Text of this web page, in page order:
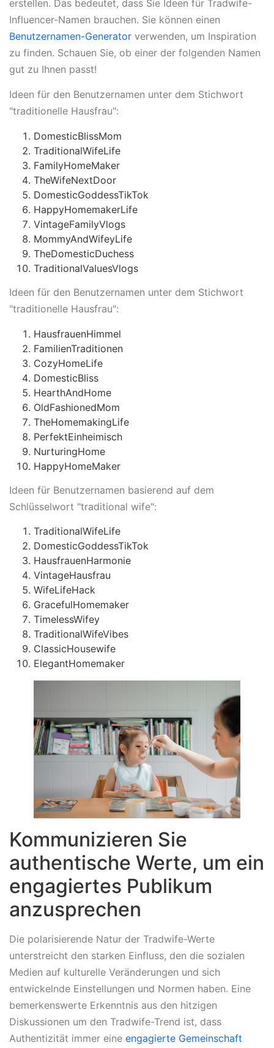
erstellen. Das bedeutet, dass Sie Ideen für Tradwife-
Influencer-Namen brauchen. Sie können einen
Benutzernamen-Generator verwenden, um Inspiration
zu finden. Schauen Sie, ob einer der folgenden Namen
gut zu Ihnen passt!
Ideen für den Benutzernamen unter dem Stichwort
"traditionelle Hausfrau":
DomesticBlissMom
TraditionalWifeLife
FamilyHomeMaker
TheWifeNextDoor
DomesticGoddessTikTok
HappyHomemakerLife
VintageFamilyVlogs
MommyAndWifeyLife
TheDomesticDuchess
TraditionalValuesVlogs
Ideen für den Benutzernamen unter dem Stichwort
"traditionelle Hausfrau":
HausfrauenHimmel
FamilienTraditionen
CozyHomeLife
DomesticBliss
HearthAndHome
OldFashionedMom
TheHomemakingLife
PerfektEinheimisch
NurturingHome
HappyHomeMaker
Ideen für Benutzernamen basierend auf dem
Schlüsselwort "traditional wife":
TraditionalWifeLife
DomesticGoddessTikTok
HausfrauenHarmonie
VintageHausfrau
WifeLifeHack
GracefulHomemaker
TimelessWifey
TraditionalWifeVibes
ClassicHousewife
ElegantHomemaker
Kommunizieren Sie
authentische Werte, um ein
engagiertes Publikum
anzusprechen
Die polarisierende Natur der Tradwife-Werte
unterstreicht den starken Einfluss, den die sozialen
Medien auf kulturelle Veränderungen und sich
entwickelnde Einstellungen und Normen haben. Eine
bemerkenswerte Erkenntnis aus den hitzigen
Diskussionen um den Tradwife-Trend ist, dass
Authentizität immer eine engagierte Gemeinschaft